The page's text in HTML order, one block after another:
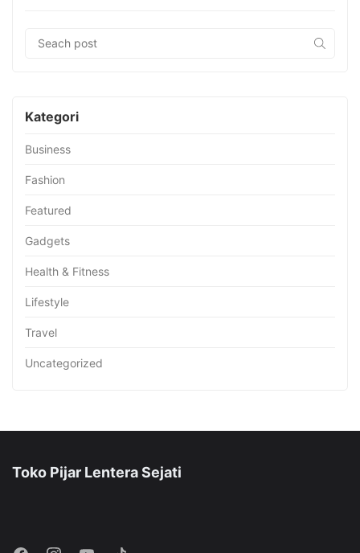
Kategori
Business
Fashion
Featured
Gadgets
Health & Fitness
Lifestyle
Travel
Uncategorized
Toko Pijar Lentera Sejati